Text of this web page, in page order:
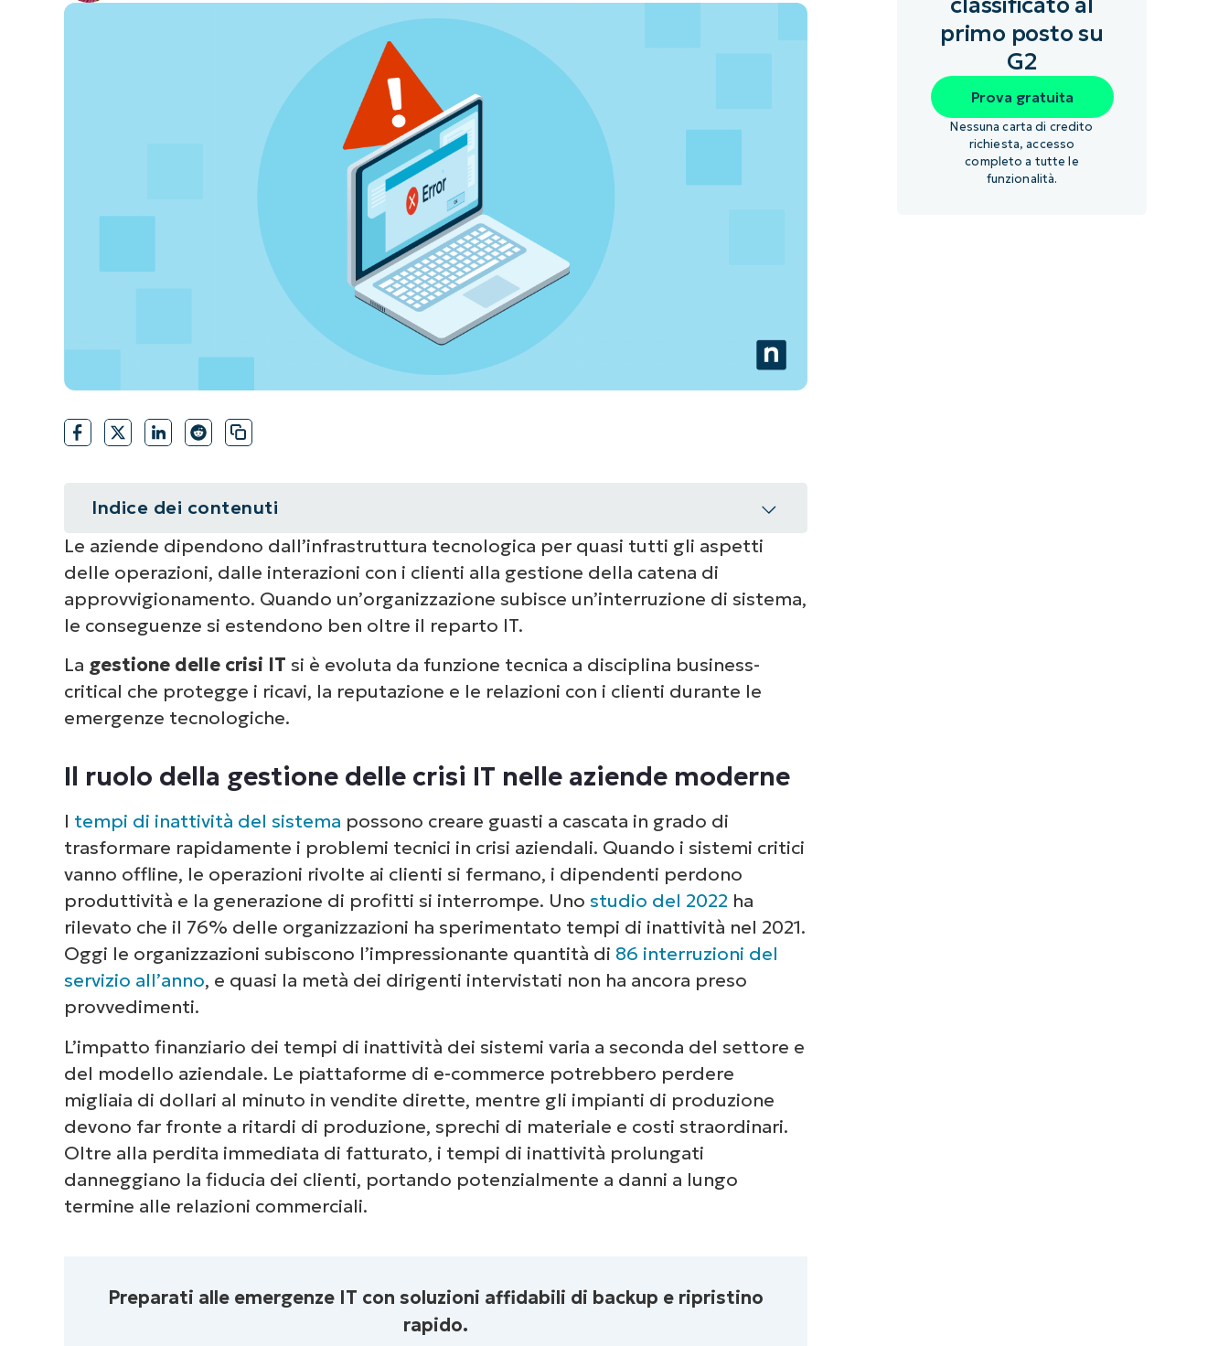
GUARDA UNA DEMO
ROADMAP DEI PRODOTTI
CONTATTO COMMERCIALE GUARDA UNA DEMO
CONTATTO COMMERCIALE GUARDA UNA DEMO
CONTATTO COMMERCIALE GUARDA UNA DEMO
Indice dei contenuti
Riepilogo
Il ruolo della gestione delle crisi IT nelle aziende moderne
Cosa rende efficace la gestione delle crisi IT?
Creare un manuale di gestione delle crisi IT
Best practice di gestione delle crisi IT
Una strategia di gestione delle crisi IT a prova di futuro
Ridurre al minimo i tempi di inattività, massimizzare la continuità aziendale
Le aziende dipendono dall’infrastruttura tecnologica per quasi tutti gli aspetti
delle operazioni, dalle interazioni con i clienti alla gestione della catena di
approvvigionamento. Quando un’organizzazione subisce un’interruzione di sistema,
le conseguenze si estendono ben oltre il reparto IT.
La gestione delle crisi IT si è evoluta da funzione tecnica a disciplina business-
critical che protegge i ricavi, la reputazione e le relazioni con i clienti durante le
emergenze tecnologiche.
Il ruolo della gestione delle crisi IT nelle aziende moderne
I tempi di inattività del sistema possono creare guasti a cascata in grado di
trasformare rapidamente i problemi tecnici in crisi aziendali. Quando i sistemi critici
vanno offline, le operazioni rivolte ai clienti si fermano, i dipendenti perdono
produttività e la generazione di profitti si interrompe. Uno studio del 2022 ha
rilevato che il 76% delle organizzazioni ha sperimentato tempi di inattività nel 2021.
Oggi le organizzazioni subiscono l’impressionante quantità di 86 interruzioni del
servizio all’anno, e quasi la metà dei dirigenti intervistati non ha ancora preso
provvedimenti.
L’impatto finanziario dei tempi di inattività dei sistemi varia a seconda del settore e
del modello aziendale. Le piattaforme di e-commerce potrebbero perdere
migliaia di dollari al minuto in vendite dirette, mentre gli impianti di produzione
devono far fronte a ritardi di produzione, sprechi di materiale e costi straordinari.
Oltre alla perdita immediata di fatturato, i tempi di inattività prolungati
danneggiano la fiducia dei clienti, portando potenzialmente a danni a lungo
termine alle relazioni commerciali.
Preparati alle emergenze IT con soluzioni affidabili di backup e ripristino
rapido.
primo posto su
G2
Prova gratuita
Nessuna carta di credito
richiesta, accesso
completo a tutte le
funzionalità.